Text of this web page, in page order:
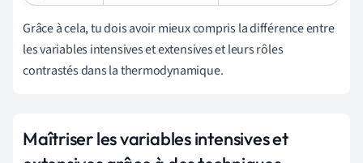
Grâce à cela, tu dois avoir mieux compris la différence entre
les variables intensives et extensives et leurs rôles
contrastés dans la thermodynamique.
Maîtriser les variables intensives et